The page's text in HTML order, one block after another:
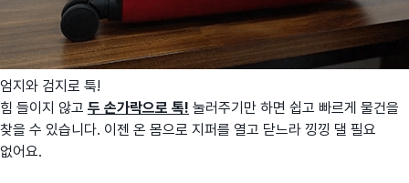
엄지와 검지로 툭!
힘 들이지 않고 두 손가락으로 톡! 눌러주기만 하면 쉽고 빠르게 물건을
찾을 수 있습니다. 이젠 온 몸으로 지퍼를 열고 닫느라 낑낑 댈 필요
없어요.